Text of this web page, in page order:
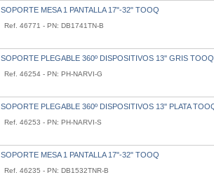
SOPORTE MESA 1 PANTALLA 17"-32" TOOQ
Ref. 46771 - PN: DB1741TN-B
SOPORTE PLEGABLE 360º DISPOSITIVOS 13'' GRIS TOOQ
Ref. 46254 - PN: PH-NARVI-G
SOPORTE PLEGABLE 360º DISPOSITIVOS 13'' PLATA
Ref. 46253 - PN: PH-NARVI-S
SOPORTE MESA 1 PANTALLA 17"-32" TOOQ
Ref. 46235 - PN: DB1532TNR-B